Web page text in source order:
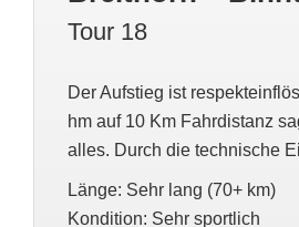
Tour 18
Der Aufstieg ist
hm auf 10 Km Fahrdistanz
alles. Durch die technische
Länge: Sehr lang (70+ km)
Kondition: Sehr sportlich